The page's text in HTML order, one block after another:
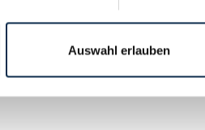
Auswahl erlauben